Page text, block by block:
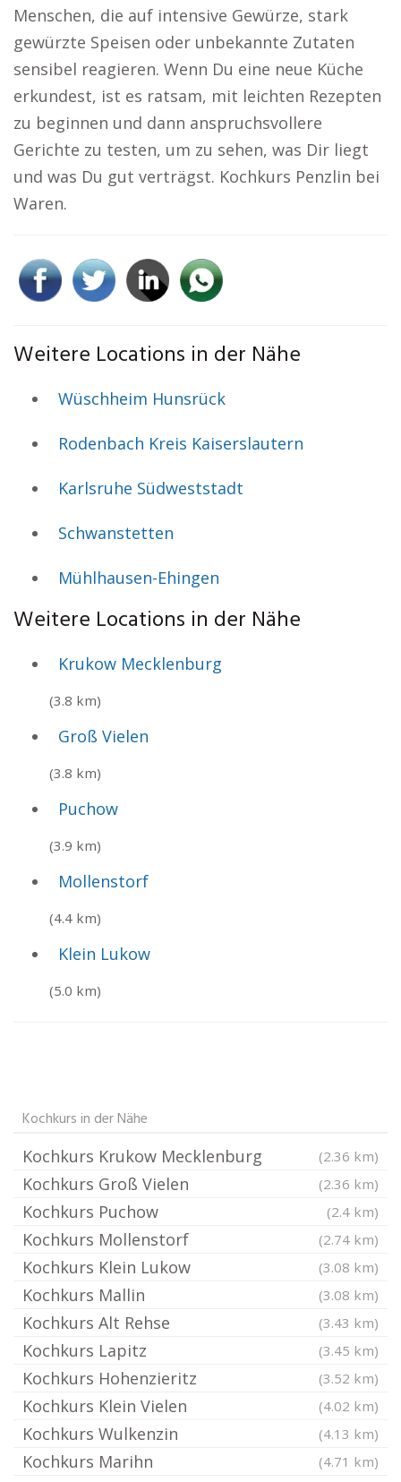
Menschen, die auf intensive Gewürze, stark
gewürzte Speisen oder unbekannte Zutaten
sensibel reagieren. Wenn Du eine neue Küche
erkundest, ist es ratsam, mit leichten Rezepten
zu beginnen und dann anspruchsvollere
Gerichte zu testen, um zu sehen, was Dir liegt
und was Du gut verträgst. Kochkurs Penzlin bei
Waren.
Weitere Locations in der Nähe
Wüschheim Hunsrück
Rodenbach Kreis Kaiserslautern
Karlsruhe Südweststadt
Schwanstetten
Mühlhausen-Ehingen
Weitere Locations in der Nähe
Krukow Mecklenburg
(3.8 km)
Groß Vielen
(3.8 km)
Puchow
(3.9 km)
Mollenstorf
(4.4 km)
Klein Lukow
(5.0 km)
Kochkurs in der Nähe
Kochkurs Krukow Mecklenburg (2.36 km)
Kochkurs Groß Vielen (2.36 km)
Kochkurs Puchow (2.4 km)
Kochkurs Mollenstorf (2.74 km)
Kochkurs Klein Lukow (3.08 km)
Kochkurs Mallin (3.08 km)
Kochkurs Alt Rehse (3.43 km)
Kochkurs Lapitz (3.45 km)
Kochkurs Hohenzieritz (3.52 km)
Kochkurs Klein Vielen (4.02 km)
Kochkurs Wulkenzin (4.13 km)
Kochkurs Marihn (4.71 km)